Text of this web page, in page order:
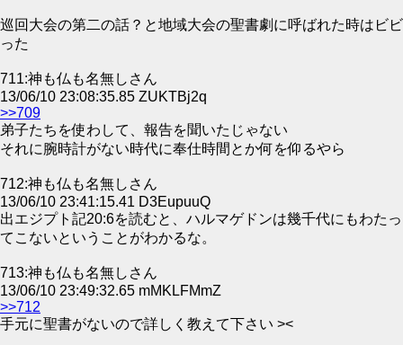
巡回大会の第二の話？と地域大会の聖書劇に呼ばれた時はビビ
った
711:神も仏も名無しさん
13/06/10 23:08:35.85 ZUKTBj2q
>>709
弟子たちを使わして、報告を聞いたじゃない
それに腕時計がない時代に奉仕時間とか何を仰るやら
712:神も仏も名無しさん
13/06/10 23:41:15.41 D3EupuuQ
出エジプト記20:6を読むと、ハルマゲドンは幾千代にもわたっ
てこないということがわかるな。
713:神も仏も名無しさん
13/06/10 23:49:32.65 mMKLFMmZ
>>712
手元に聖書がないので詳しく教えて下さい ><